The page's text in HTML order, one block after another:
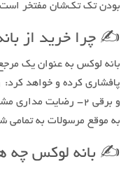
بودن تک تک‌شان مفتخر
✍️ چرا خرید از
به موقع مرسولات به تمامی
✍️ بانه لوکس چه